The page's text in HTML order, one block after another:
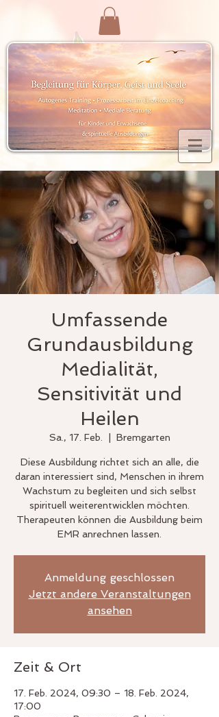
Umfassende
Grundausbildung
Medialität,
Sensitivität und
Heilen
Sa., 17. Feb. Bremgarten
Diese Ausbildung richtet sich an alle, die
daran interessiert sind, Menschen in ihrem
Wachstum zu begleiten und sich selbst
spirituell weiterentwicklen möchten.
Therapeuten können die Ausbildung beim
EMR anrechnen lassen.
Anmeldung geschlossen
Jetzt andere Veranstaltungen
ansehen
Zeit & Ort
17. Feb. 2024, 09:30 – 18. Feb. 2024,
17:00